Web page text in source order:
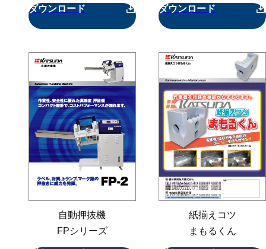
ダウンロード ダウンロード
自動押抜機
FPシリーズ
紙揃えコツ
まもるくん